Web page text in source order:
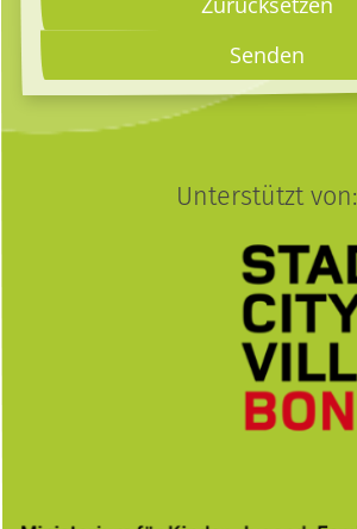
Unterstützt von: